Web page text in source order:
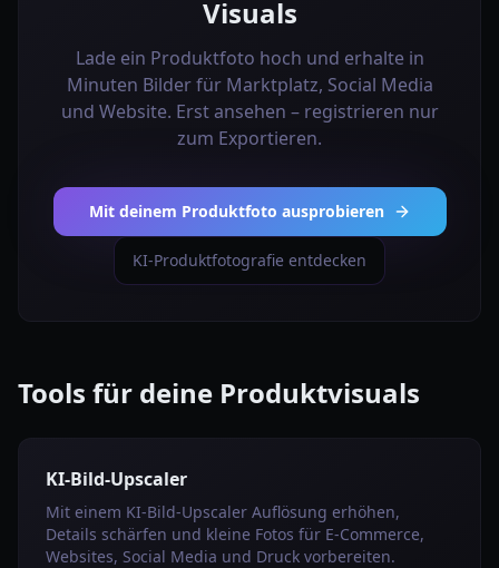
Visuals
Lade ein Produktfoto hoch und erhalte in
Minuten Bilder für Marktplatz, Social Media
und Website. Erst ansehen – registrieren nur
zum Exportieren.
Mit deinem Produktfoto ausprobieren
KI-Produktfotografie entdecken
Tools für deine Produktvisuals
KI-Bild-Upscaler
Mit einem KI-Bild-Upscaler Auflösung erhöhen,
Details schärfen und kleine Fotos für E‑Commerce,
Websites, Social Media und Druck vorbereiten.